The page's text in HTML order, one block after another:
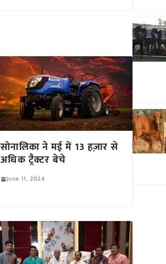
सोनालिका ने मई में 13 हज़ार से
अधिक ट्रैक्टर बेचे
June 11, 2024